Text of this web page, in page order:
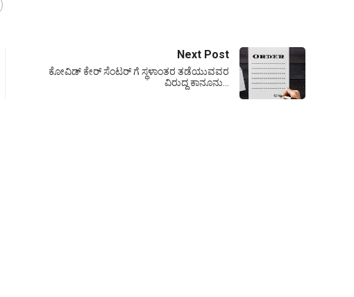
Next Post
ಕೋವಿಡ್ ಕೇರ್ ಸೆಂಟರ್ ಗೆ ಸ್ಥಳಾಂತರ ತಡೆಯುವವರ
ವಿರುದ್ದ ಕಾನೂನು…